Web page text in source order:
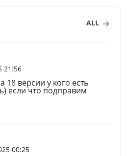
ALL
21:56
18 версии у кого есть
если что подправим
00:25